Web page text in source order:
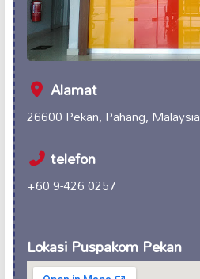
Alamat
26600 Pekan, Pahang, Malaysia
telefon
+60 9-426 0257
Lokasi Puspakom Pekan